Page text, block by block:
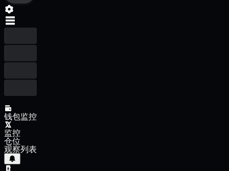
钱包监控
监控
仓位
观察列表